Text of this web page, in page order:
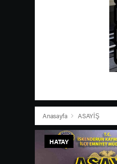
Anasayfa ASAYİŞ
HATAY